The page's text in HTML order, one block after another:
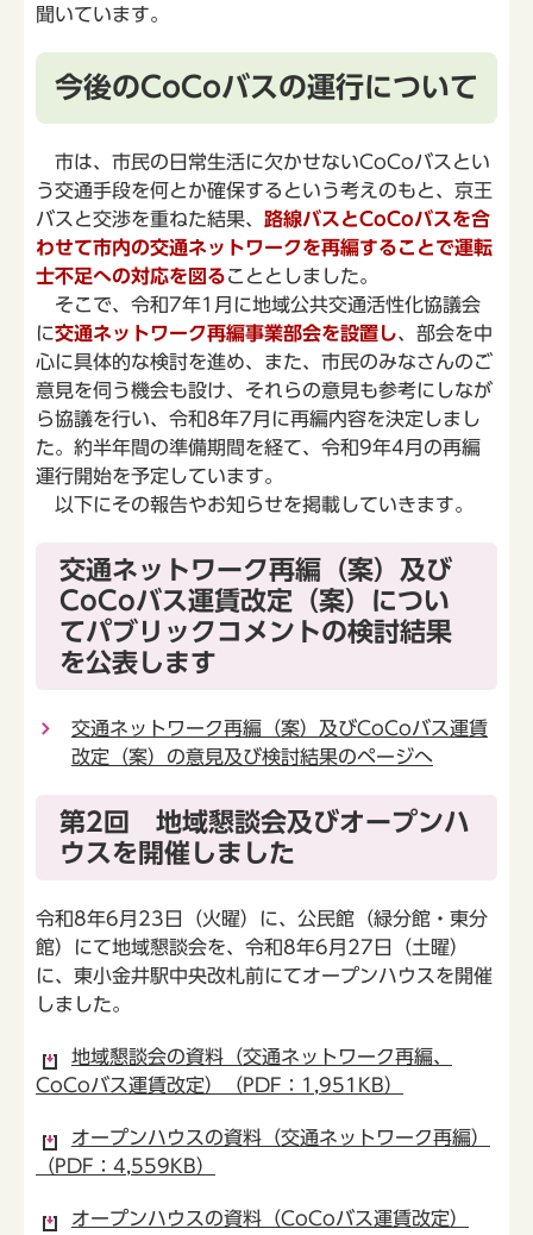
聞いています。
今後のCoCoバスの運行について
市は、市民の日常生活に欠かせないCoCoバスとい
う交通手段を何とか確保するという考えのもと、京王
バスと交渉を重ねた結果、 路線バスとCoCoバスを合
わせて市内の交通ネットワークを再編することで運転
士不足への対応を図ることとしました。
そこで、令和7年1月に地域公共交通活性化協議会
に交通ネットワーク再編事業部会を設置し、部会を中
心に具体的な検討を進め、また、市民のみなさんのご
意見を伺う機会も設け、それらの意見も参考にしなが
ら協議を行い、令和8年7月に再編内容を決定しまし
た。約半年間の準備期間を経て、令和9年4月の再編
運行開始を予定しています。
以下にその報告やお知らせを掲載していきます。
交通ネットワーク再編（案）及び
CoCoバス運賃改定（案）につい
てパブリックコメントの検討結果
を公表します
交通ネットワーク再編（案）及びCoCoバス運賃
改定（案）の意見及び検討結果のページへ
第2回 地域懇談会及びオープンハ
ウスを開催しました
令和8年6月23日（火曜）に、公民館（緑分館・東分
館）にて地域懇談会を、令和8年6月27日（土曜）
に、東小金井駅中央改札前にてオープンハウスを開催
しました。
地域懇談会の資料（交通ネットワーク再編、
CoCoバス運賃改定）（PDF：1,951KB）
オープンハウスの資料（交通ネットワーク再編）
（PDF：4,559KB）
オープンハウスの資料（CoCoバス運賃改定）